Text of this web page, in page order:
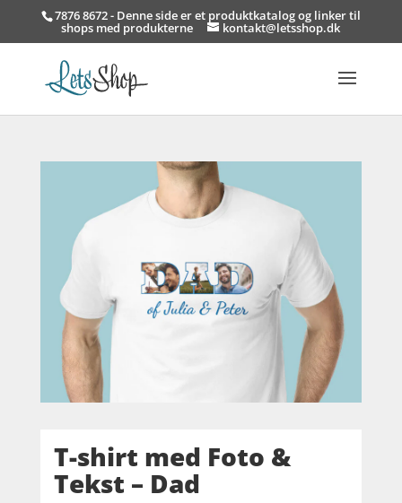
7876 8672 - Denne side er et produktkatalog og linker til
shops med produkterne kontakt@letsshop.dk
T-shirt med Foto &
Tekst – Dad